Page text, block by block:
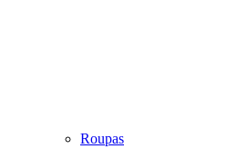
Roupas